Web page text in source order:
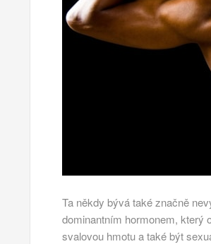
Ta někdy bývá také značně
dominantním hormonem, který
svalovou hmotu a také být